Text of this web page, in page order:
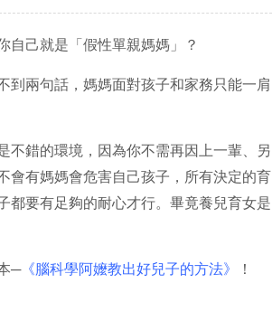
自己就是「假性單親媽媽」？
到兩句話，媽媽面對孩子和家務只能一肩
不錯的環境，因為你不需再因上一輩、另
會有媽媽會危害自己孩子，所有決定的育
都要有足夠的耐心才行。畢竟養兒育女是
─《腦科學阿嬤教出好兒子的方法》 ！